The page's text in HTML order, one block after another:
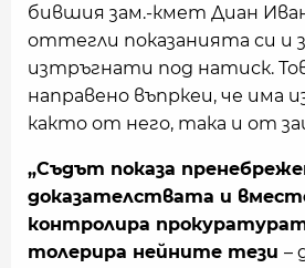
бившия зам.-кмет Диан
оттегли показанията си и
изтръгнати под натиск.
направено въпркеи, че има
както от него, така и от
„Съдът показа
доказателствата и
контролира
толерира нейните тези –